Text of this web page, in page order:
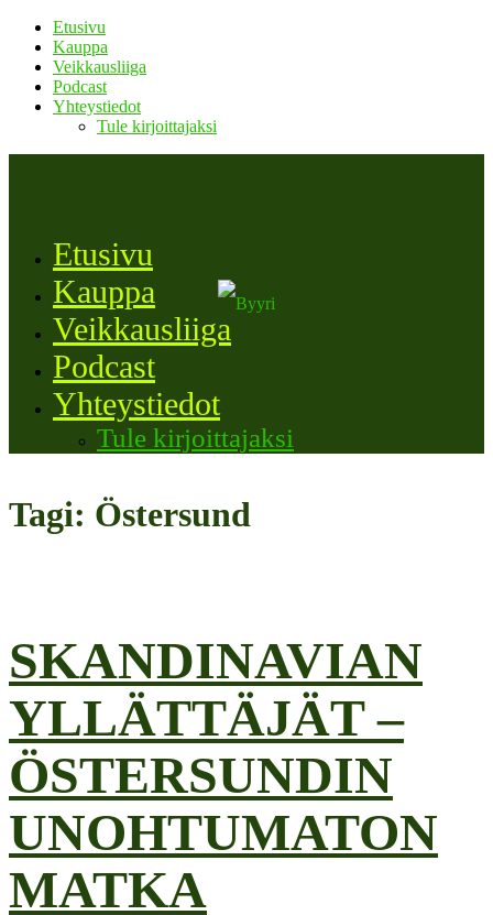
Etusivu
Kauppa
Veikkausliiga
Podcast
Yhteystiedot
Tule kirjoittajaksi
Etusivu
Kauppa
Veikkausliiga
Podcast
Yhteystiedot
Tule kirjoittajaksi
Tagi: Östersund
SKANDINAVIAN
YLLÄTTÄJÄT –
ÖSTERSUNDIN
UNOHTUMATON
MATKA